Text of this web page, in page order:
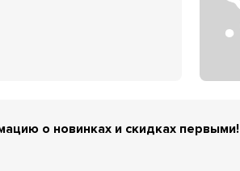
о новинках и скидках первыми!